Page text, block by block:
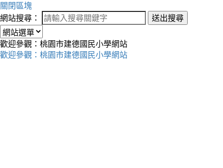
關閉區塊
網站搜尋：
送出搜尋
歡迎參觀：桃園市建德國民小學網站
歡迎參觀：桃園市建德國民小學網站